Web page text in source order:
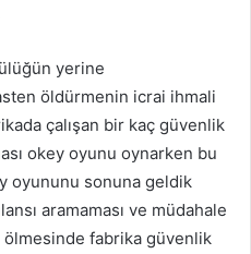
yerine
öldürmenin icrai ihmali
çalışan bir kaç güvenlik
okey oyunu oynarken bu
oyununu sonuna geldik
aramaması ve müdahale
fabrika güvenlik